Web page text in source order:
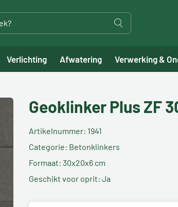
Verlichting Afwatering Verwerking &
Geoklinker Plus ZF
Artikelnummer: 1941
Categorie: Betonklinkers
Formaat: 30x20x6 cm
Geschikt voor oprit: Ja